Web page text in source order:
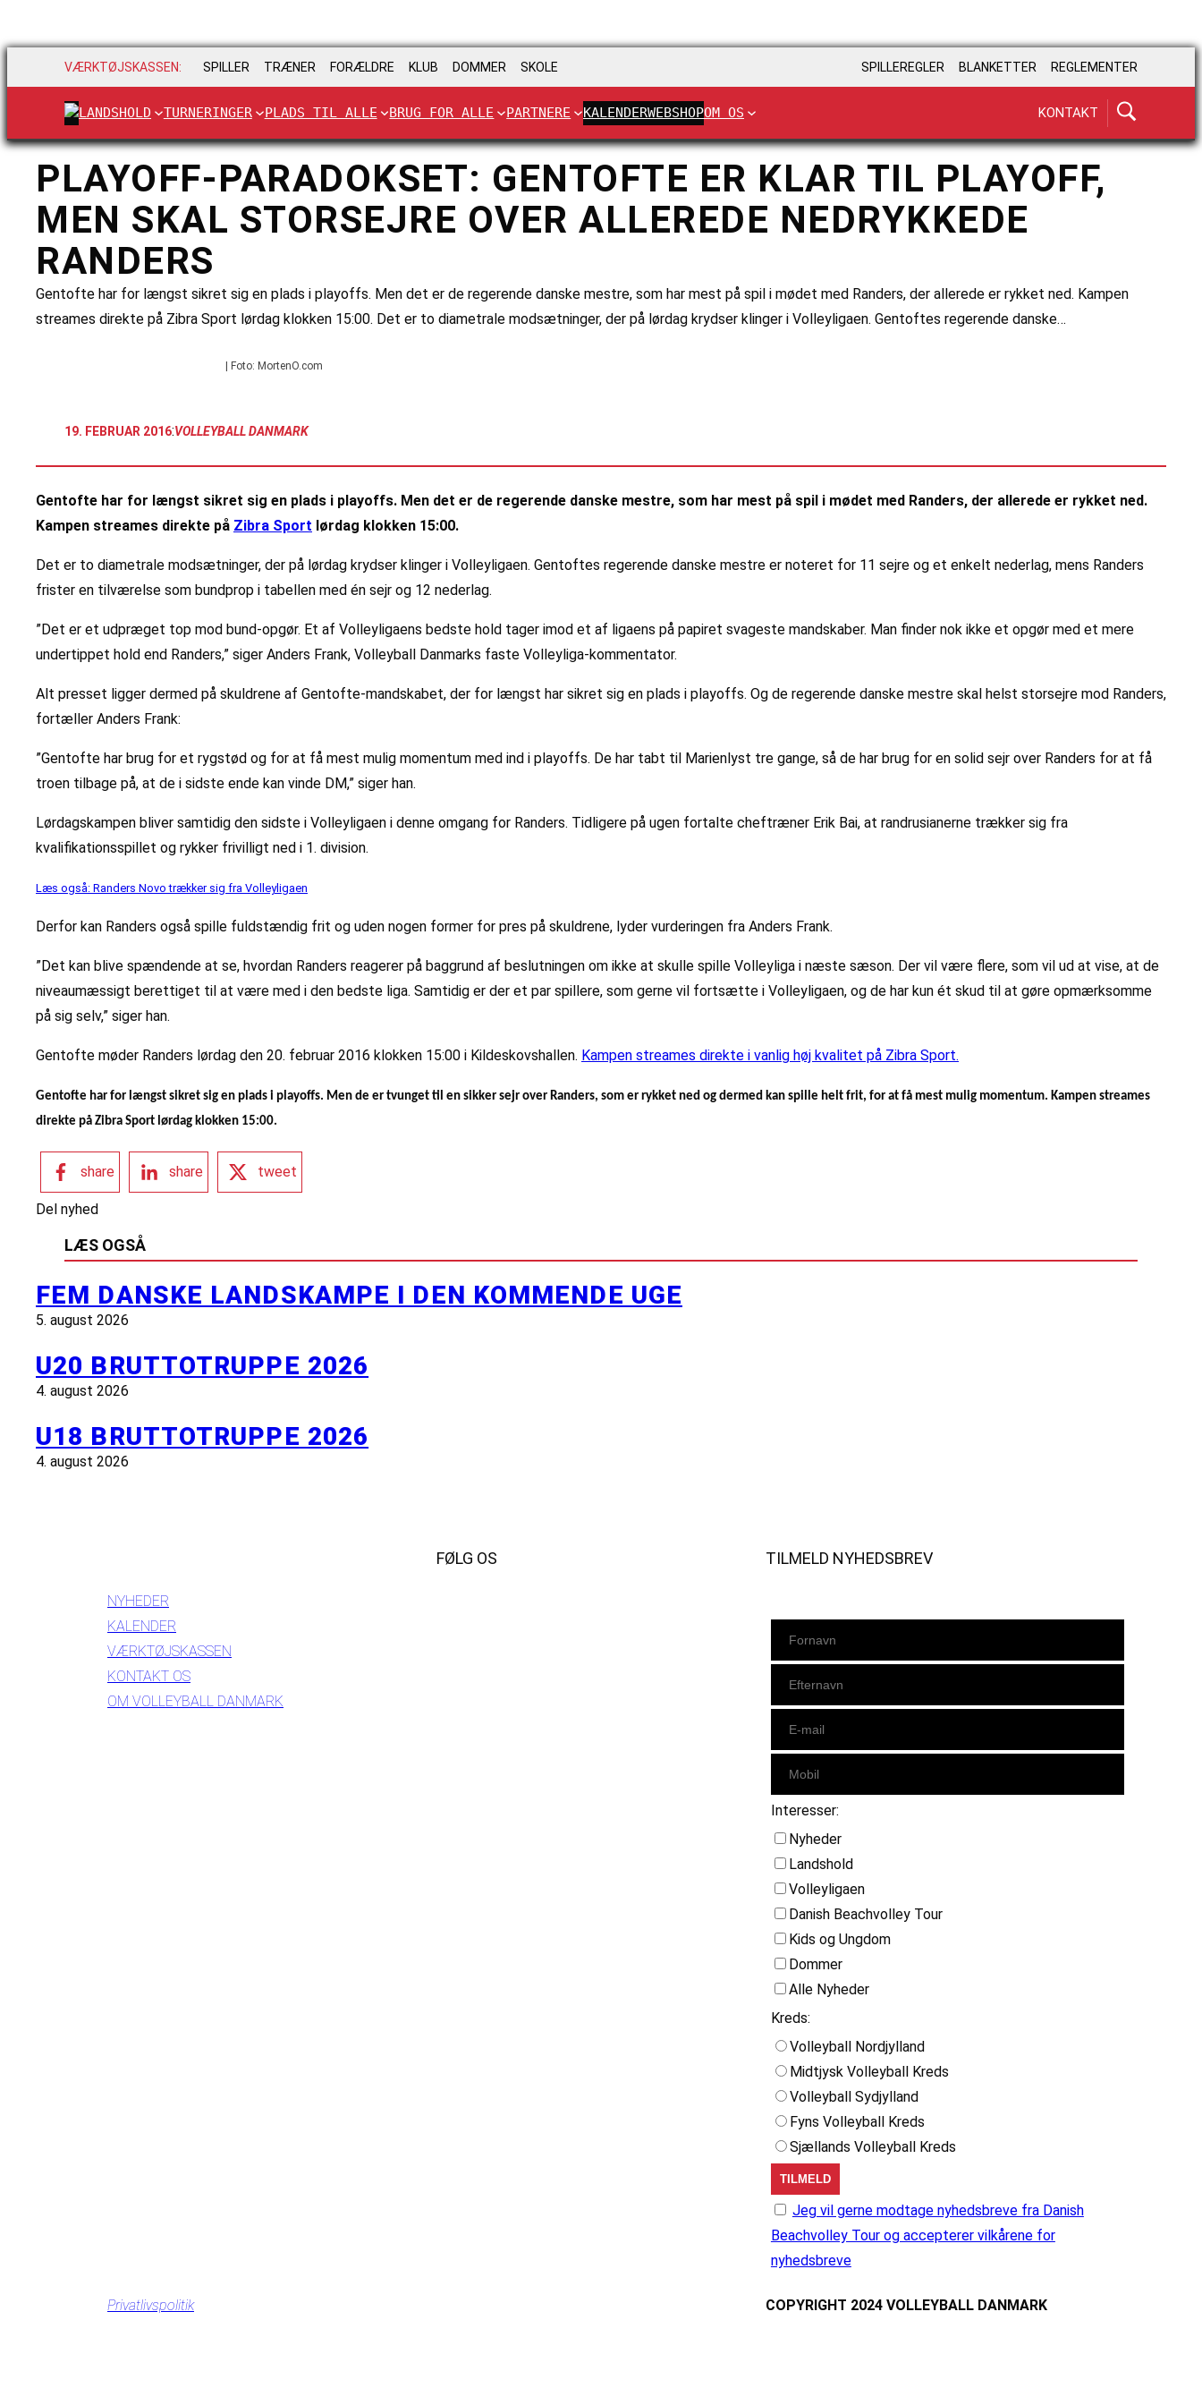
VÆRKTØJSKASSEN: SPILLER TRÆNER FORÆLDRE KLUB DOMMER SKOLE SPILLEREGLER BLANKETTER REGLEMENTER
LANDSHOLD TURNERINGER PLADS TIL ALLE BRUG FOR ALLE PARTNERE KALENDERWEBSHOPOM OS KONTAKT
PLAYOFF-PARADOKSET: GENTOFTE ER KLAR TIL PLAYOFF,
MEN SKAL STORSEJRE OVER ALLEREDE NEDRYKKEDE
RANDERS
Gentofte har for længst sikret sig en plads i playoffs. Men det er de regerende danske mestre, som har mest på spil i mødet med Randers, der allerede er rykket ned. Kampen
streames direkte på Zibra Sport lørdag klokken 15:00. Det er to diametrale modsætninger, der på lørdag krydser klinger i Volleyligaen. Gentoftes regerende danske…
| Foto: MortenO.com
19. FEBRUAR 2016:VOLLEYBALL DANMARK
Gentofte har for længst sikret sig en plads i playoffs. Men det er de regerende danske mestre, som har mest på spil i mødet med Randers, der allerede er rykket ned.
Kampen streames direkte på Zibra Sport lørdag klokken 15:00.
Det er to diametrale modsætninger, der på lørdag krydser klinger i Volleyligaen. Gentoftes regerende danske mestre er noteret for 11 sejre og et enkelt nederlag, mens Randers
frister en tilværelse som bundprop i tabellen med én sejr og 12 nederlag.
”Det er et udpræget top mod bund-opgør. Et af Volleyligaens bedste hold tager imod et af ligaens på papiret svageste mandskaber. Man finder nok ikke et opgør med et mere
undertippet hold end Randers,” siger Anders Frank, Volleyball Danmarks faste Volleyliga-kommentator.
Alt presset ligger dermed på skuldrene af Gentofte-mandskabet, der for længst har sikret sig en plads i playoffs. Og de regerende danske mestre skal helst storsejre mod Randers,
fortæller Anders Frank:
”Gentofte har brug for et rygstød og for at få mest mulig momentum med ind i playoffs. De har tabt til Marienlyst tre gange, så de har brug for en solid sejr over Randers for at få
troen tilbage på, at de i sidste ende kan vinde DM,” siger han.
Lørdagskampen bliver samtidig den sidste i Volleyligaen i denne omgang for Randers. Tidligere på ugen fortalte cheftræner Erik Bai, at randrusianerne trækker sig fra
kvalifikationsspillet og rykker frivilligt ned i 1. division.
Læs også: Randers Novo trækker sig fra Volleyligaen
Derfor kan Randers også spille fuldstændig frit og uden nogen former for pres på skuldrene, lyder vurderingen fra Anders Frank.
”Det kan blive spændende at se, hvordan Randers reagerer på baggrund af beslutningen om ikke at skulle spille Volleyliga i næste sæson. Der vil være flere, som vil ud at vise, at de
niveaumæssigt berettiget til at være med i den bedste liga. Samtidig er der et par spillere, som gerne vil fortsætte i Volleyligaen, og de har kun ét skud til at gøre opmærksomme
på sig selv,” siger han.
Gentofte møder Randers lørdag den 20. februar 2016 klokken 15:00 i Kildeskovshallen. Kampen streames direkte i vanlig høj kvalitet på Zibra Sport.
Gentofte har for længst sikret sig en plads i playoffs. Men de er tvunget til en sikker sejr over Randers, som er rykket ned og dermed kan spille helt frit, for at få mest mulig momentum. Kampen streames
direkte på Zibra Sport lørdag klokken 15:00.
share share tweet
Del nyhed
LÆS OGSÅ
FEM DANSKE LANDSKAMPE I DEN KOMMENDE UGE
5. august 2026
U20 BRUTTOTRUPPE 2026
4. august 2026
U18 BRUTTOTRUPPE 2026
4. august 2026
NYHEDER
KALENDER
VÆRKTØJSKASSEN
KONTAKT OS
OM VOLLEYBALL DANMARK
FØLG OS TILMELD NYHEDSBREV
Interesser:
Nyheder
Landshold
Volleyligaen
Danish Beachvolley Tour
Kids og Ungdom
Dommer
Alle Nyheder
Kreds:
Volleyball Nordjylland
Midtjysk Volleyball Kreds
Volleyball Sydjylland
Fyns Volleyball Kreds
Sjællands Volleyball Kreds
Jeg vil gerne modtage nyhedsbreve fra Danish
Beachvolley Tour og accepterer vilkårene for
nyhedsbreve
Privatlivspolitik COPYRIGHT 2024 VOLLEYBALL DANMARK